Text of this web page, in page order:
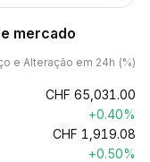
mercado
e Alteração em 24h (%)
CHF 65,031.00
+0.40%
CHF 1,919.08
+0.50%